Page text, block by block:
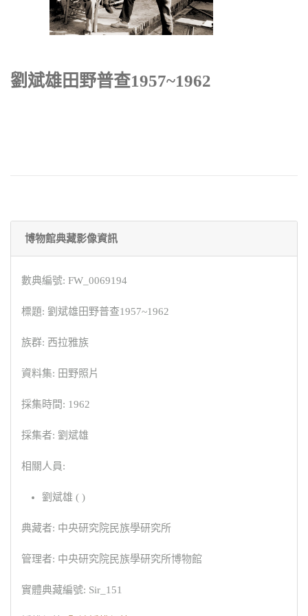
劉斌雄田野普查1957~1962
博物館典藏影像資訊
數典編號: FW_0069194
標題: 劉斌雄田野普查1957~1962
族群: 西拉雅族
資料集: 田野照片
採集時間: 1962
採集者: 劉斌雄
相關人員:
劉斌雄 ( )
典藏者: 中央研究院民族學研究所
管理者: 中央研究院民族學研究所博物館
實體典藏編號: Sir_151